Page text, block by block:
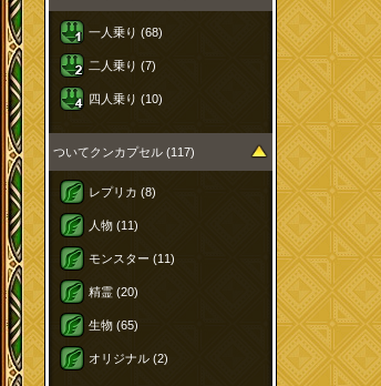
一人乗り (68)
二人乗り (7)
四人乗り (10)
ついてクンカプセル (117)
レプリカ (8)
人物 (11)
モンスター (11)
精霊 (20)
生物 (65)
オリジナル (2)